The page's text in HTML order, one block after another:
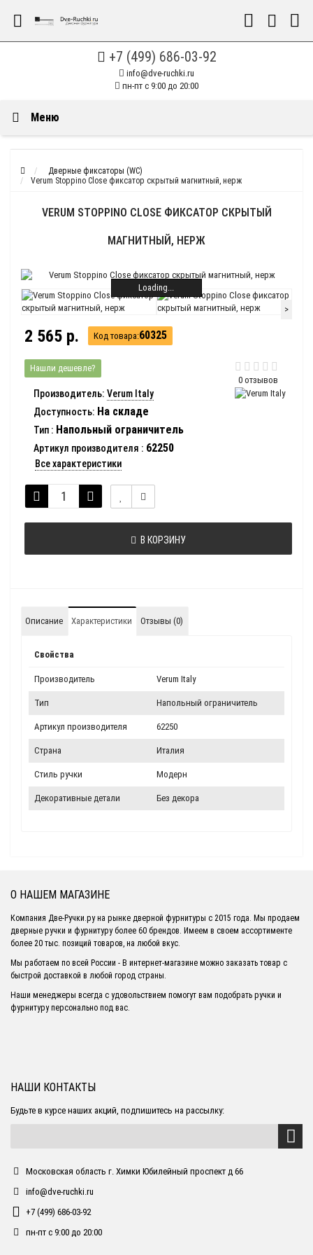
+7 (499) 686-03-92
info@dve-ruchki.ru
пн-пт с 9:00 до 20:00
Меню
Дверные фиксаторы (WC)
Verum Stoppino Close фиксатор скрытый магнитный, нерж
VERUM STOPPINO CLOSE ФИКСАТОР СКРЫТЫЙ
МАГНИТНЫЙ, НЕРЖ
Loading...
>
0 отзывов
2 565 р. Код товара:60325
Нашли дешевле?
Производитель: Verum Italy
Доступность: На складе
Тип : Напольный ограничитель
Артикул производителя : 62250
Все характеристики
В КОРЗИНУ
Описание Характеристики Отзывы (0)
Свойства
Производитель Verum Italy
Тип Напольный ограничитель
Артикул производителя 62250
Страна Италия
Стиль ручки Модерн
Декоративные детали Без декора
О НАШЕМ МАГАЗИНЕ
Компания Две-Ручки.ру на рынке дверной фурнитуры с 2015 года. Мы продаем
дверные ручки и фурнитуру более 60 брендов. Имеем в своем ассортименте
более 20 тыс. позиций товаров, на любой вкус.
Мы работаем по всей России - В интернет-магазине можно заказать товар с
быстрой доставкой в любой город страны.
Наши менеджеры всегда с удовольствием помогут вам подобрать ручки и
фурнитуру персонально под вас.
НАШИ КОНТАКТЫ
Будьте в курсе наших акций, подпишитесь на рассылку:
Московская область г. Химки Юбилейный проспект д 66
info@dve-ruchki.ru
+7 (499) 686-03-92
пн-пт с 9:00 до 20:00